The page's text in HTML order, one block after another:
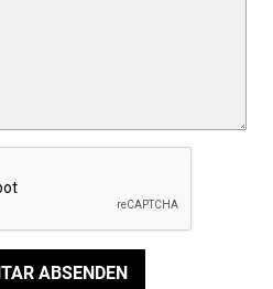
ABSENDEN